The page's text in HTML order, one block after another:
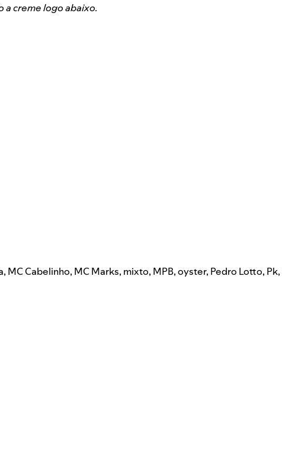
a creme logo abaixo.
, MC Cabelinho, MC Marks, mixto, MPB,oyster, Pedro Lotto, Pk,